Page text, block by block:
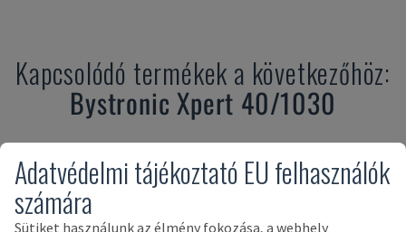
Kapcsolódó termékek a következőhöz:
Bystronic Xpert 40/1030
Adatvédelmi tájékoztató EU felhasználók
számára
Sütiket használunk az élmény fokozása, a webhely